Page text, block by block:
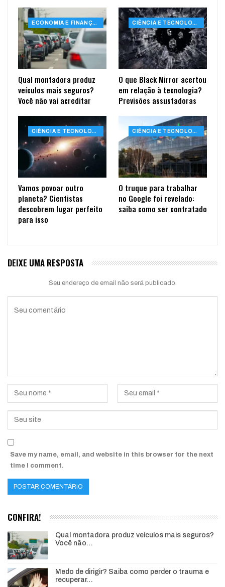
ECONOMIA E FINANÇAS
Qual montadora produz
veículos mais seguros?
Você não vai acreditar
CIÊNCIA E TECNOLOGIA
O que Black Mirror acertou
em relação à tecnologia?
Previsões assustadoras
CIÊNCIA E TECNOLOGIA
Vamos povoar outro
planeta? Cientistas
descobrem lugar perfeito
para isso
CIÊNCIA E TECNOLOGIA
O truque para trabalhar
no Google foi revelado:
saiba como ser contratado
DEIXE UMA RESPOSTA
Seu endereço de email não será publicado.
Save my name, email, and website in this browser for the next
time I comment.
CONFIRA!
Qual montadora produz veículos mais seguros?
Você não…
Medo de dirigir? Saiba como perder o trauma e
recuperar…